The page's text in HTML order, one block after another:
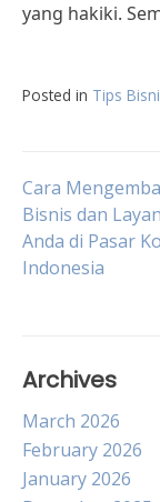
yang hakiki.
Posted in Tips
Post
Cara
Bisnis dan
Anda di Pasar
Indonesia
Archives
March 2026
February 2026
January 2026